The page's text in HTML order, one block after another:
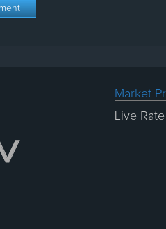
Market
Live Rate